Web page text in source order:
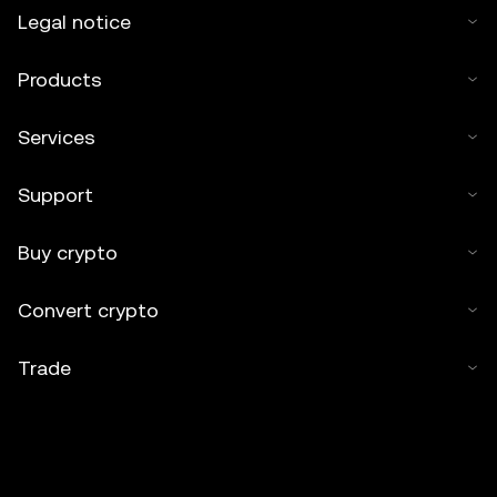
Legal notice
Products
Services
Support
Buy crypto
Convert crypto
Trade